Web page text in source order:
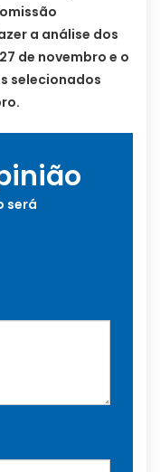
a análise dos
de novembro e o
selecionados
será